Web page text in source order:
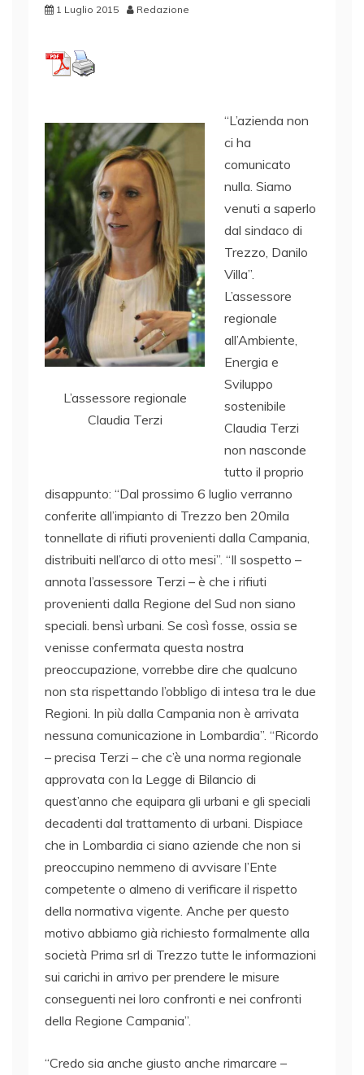
1 Luglio 2015 Redazione
L’assessore regionale
Claudia Terzi
“L’azienda non
ci ha
comunicato
nulla. Siamo
venuti a saperlo
dal sindaco di
Trezzo, Danilo
Villa”.
L’assessore
regionale
all’Ambiente,
Energia e
Sviluppo
sostenibile
Claudia Terzi
non nasconde
tutto il proprio
disappunto: “Dal prossimo 6 luglio verranno
conferite all’impianto di Trezzo ben 20mila
tonnellate di rifiuti provenienti dalla Campania,
distribuiti nell’arco di otto mesi”. “Il sospetto –
annota l’assessore Terzi – è che i rifiuti
provenienti dalla Regione del Sud non siano
speciali. bensì urbani. Se così fosse, ossia se
venisse confermata questa nostra
preoccupazione, vorrebbe dire che qualcuno
non sta rispettando l’obbligo di intesa tra le due
Regioni. In più dalla Campania non è arrivata
nessuna comunicazione in Lombardia”. “Ricordo
– precisa Terzi – che c’è una norma regionale
approvata con la Legge di Bilancio di
quest’anno che equipara gli urbani e gli speciali
decadenti dal trattamento di urbani. Dispiace
che in Lombardia ci siano aziende che non si
preoccupino nemmeno di avvisare l’Ente
competente o almeno di verificare il rispetto
della normativa vigente. Anche per questo
motivo abbiamo già richiesto formalmente alla
società Prima srl di Trezzo tutte le informazioni
sui carichi in arrivo per prendere le misure
conseguenti nei loro confronti e nei confronti
della Regione Campania”.
“Credo sia anche giusto anche rimarcare –